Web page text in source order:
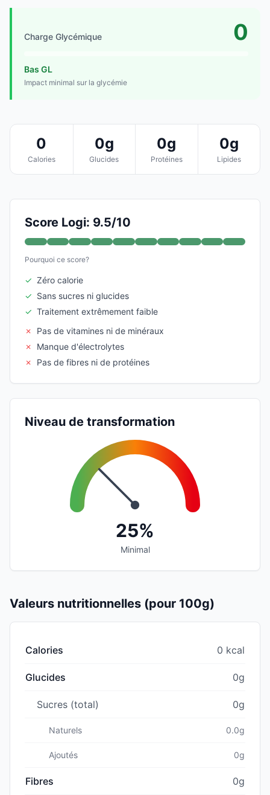
Charge Glycémique 0
Bas GL
Impact minimal sur la glycémie
0
Calories
0g
Glucides
0g
Protéines
0g
Lipides
Score Logi: 9.5/10
Pourquoi ce score?
✓ Zéro calorie
✓ Sans sucres ni glucides
✓ Traitement extrêmement faible
✗
Pas de vitamines ni de minéraux
✗
Manque d'électrolytes
✗
Pas de fibres ni de protéines
Niveau de transformation
25%
Minimal
Valeurs nutritionnelles (pour 100g)
Calories 0 kcal
Glucides 0g
Sucres (total) 0g
Naturels 0.0g
Ajoutés 0g
Fibres 0g